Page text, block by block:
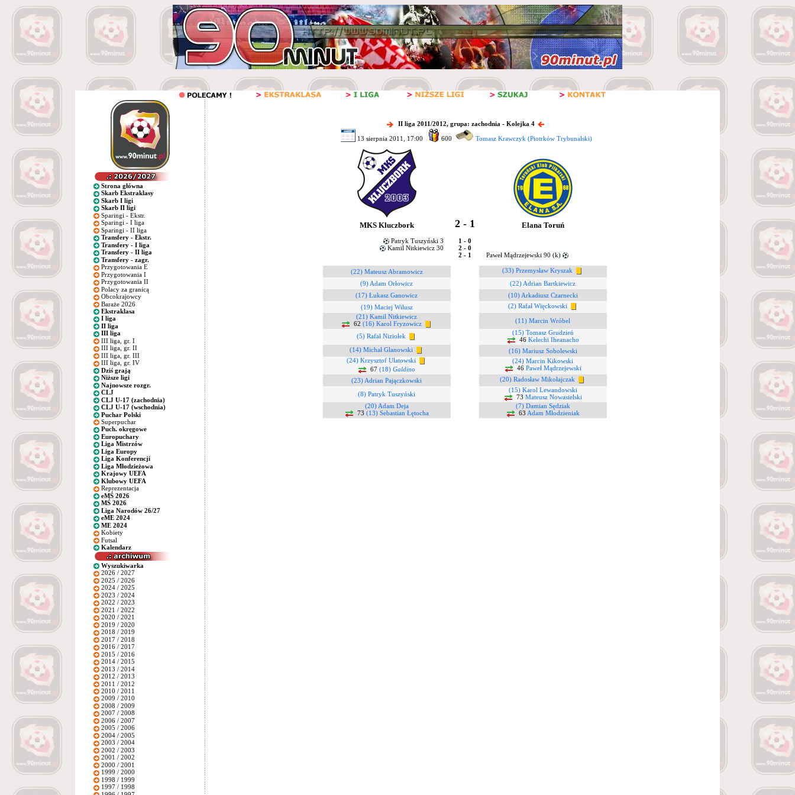
Strona główna
Skarb Ekstraklasy
Skarb I ligi
Skarb II ligi
Sparingi - Ekstr.
Sparingi - I liga
Sparingi - II liga
Transfery - Ekstr.
Transfery - I liga
Transfery - II liga
Transfery - zagr.
Przygotowania E
Przygotowania I
Przygotowania II
Polacy za granicą
Obcokrajowcy
Baraże 2026
Ekstraklasa
I liga
II liga
III liga
III liga, gr. I
III liga, gr. II
III liga, gr. III
III liga, gr. IV
Dziś grają
Niższe ligi
Najnowsze rozgr.
CLJ
CLJ U-17 (zachodnia)
CLJ U-17 (wschodnia)
Puchar Polski
Superpuchar
Puch. okręgowe
Europuchary
Liga Mistrzów
Liga Europy
Liga Konferencji
Liga Młodzieżowa
Krajowy UEFA
Klubowy UEFA
Reprezentacja
eMŚ 2026
MŚ 2026
Liga Narodów 26/27
eME 2024
ME 2024
Kobiety
Futsal
Kalendarz
Wyszukiwarka
2026 / 2027
2025 / 2026
2024 / 2025
2023 / 2024
2022 / 2023
2021 / 2022
2020 / 2021
2019 / 2020
2018 / 2019
2017 / 2018
2016 / 2017
2015 / 2016
2014 / 2015
2013 / 2014
2012 / 2013
2011 / 2012
2010 / 2011
2009 / 2010
2008 / 2009
2007 / 2008
2006 / 2007
2005 / 2006
2004 / 2005
2003 / 2004
2002 / 2003
2001 / 2002
2000 / 2001
1999 / 2000
1998 / 1999
1997 / 1998
II liga 2011/2012, grupa: zachodnia - Kolejka 4
13 sierpnia 2011, 17:00 600 Tomasz Krawczyk (Piotrków Trybunalski)
MKS Kluczbork 2 - 1 Elana Toruń
Patryk Tuszyński 3
1 - 0
Kamil Nitkiewicz 30
2 - 0
2 - 1
Paweł Mądrzejewski 90 (k)
(22) Mateusz Abramowicz
(33) Przemysław Kryszak
(9) Adam Orłowicz
(22) Adrian Bartkiewicz
(17) Łukasz Ganowicz
(10) Arkadiusz Czarnecki
(19) Maciej Wilusz
(2) Rafał Więckowski
(21) Kamil Nitkiewicz
62 (16) Karol Fryzowicz (11) Marcin Wróbel
(5) Rafał Niziołek
(15) Tomasz Grudzień
46 Kelechi Iheanacho
(14) Michał Glanowski
(16) Mariusz Sobolewski
(24) Krzysztof Ulatowski
67 (18) Galdino
(24) Marcin Kikowski
46 Paweł Mądrzejewski
(23) Adrian Pajączkowski
(20) Radosław Mikołajczak
(8) Patryk Tuszyński
(15) Karol Lewandowski
73 Mateusz Nowasielski
(20) Adam Deja
73 (13) Sebastian Łętocha
(7) Damian Sędziak
63 Adam Młodzieniak